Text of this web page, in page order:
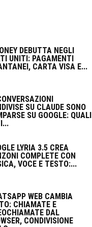
DEBUTTA NEGLI
UNITI: PAGAMENTI
CARTA VISA E...
SU CLAUDE SONO
SU GOOGLE: QUALI
LYRIA 3.5 CREA
COMPLETE CON
VOCE E TESTO:...
WEB CAMBIA
CHIAMATE E
DAL
CONDIVISIONE